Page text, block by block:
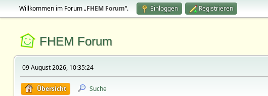
Willkommen im Forum „FHEM Forum“. Einloggen Registrieren
FHEM Forum
09 August 2026, 10:35:24
Übersicht Suche